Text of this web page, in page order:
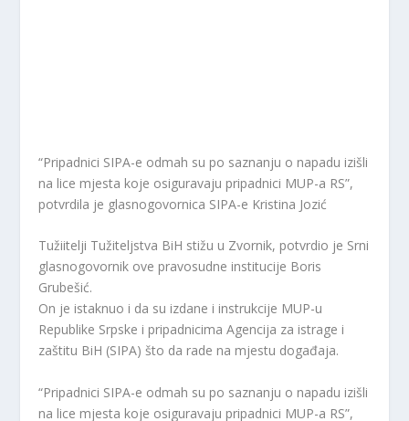
“Pripadnici SIPA-e odmah su po saznanju o napadu izišli
na lice mjesta koje osiguravaju pripadnici MUP-a RS”,
potvrdila je glasnogovornica SIPA-e Kristina Jozić
Tužiitelji Tužiteljstva BiH stižu u Zvornik, potvrdio je Srni
glasnogovornik ove pravosudne institucije Boris
Grubešić.
On je istaknuo i da su izdane i instrukcije MUP-u
Republike Srpske i pripadnicima Agencija za istrage i
zaštitu BiH (SIPA) što da rade na mjestu događaja.
“Pripadnici SIPA-e odmah su po saznanju o napadu izišli
na lice mjesta koje osiguravaju pripadnici MUP-a RS”,